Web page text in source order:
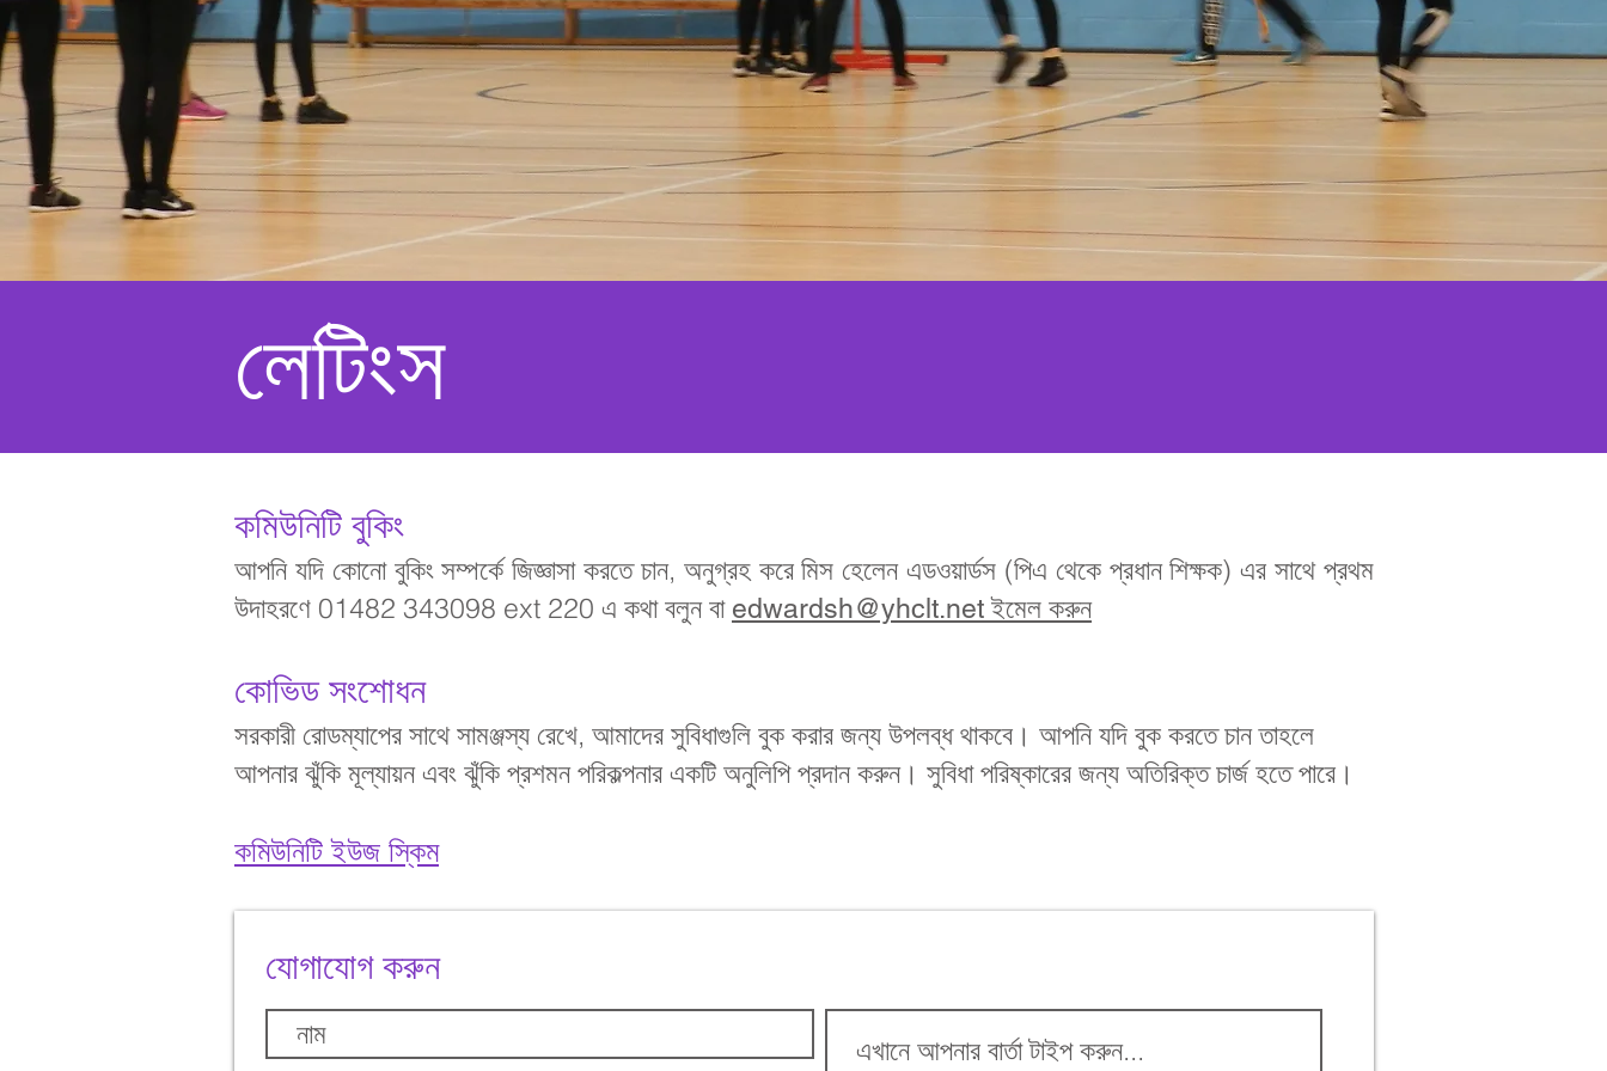
লেটিংস
কমিউনিটি বুকিং
আপনি যদি কোনো বুকিং সম্পর্কে জিজ্ঞাসা করতে চান, অনুগ্রহ করে মিস হেলেন এডওয়ার্ডস (পিএ থেকে প্রধান শিক্ষক) এর সাথে প্রথম
উদাহরণে 01482 343098 ext 220 এ কথা বলুন বা edwardsh@yhclt.net ইমেল করুন
কোভিড সংশোধন
সরকারী রোডম্যাপের সাথে সামঞ্জস্য রেখে, আমাদের সুবিধাগুলি বুক করার জন্য উপলব্ধ থাকবে। আপনি যদি বুক করতে চান তাহলে
আপনার ঝুঁকি মূল্যায়ন এবং ঝুঁকি প্রশমন পরিকল্পনার একটি অনুলিপি প্রদান করুন। সুবিধা পরিষ্কারের জন্য অতিরিক্ত চার্জ হতে পারে।
কমিউনিটি ইউজ স্কিম
যোগাযোগ করুন